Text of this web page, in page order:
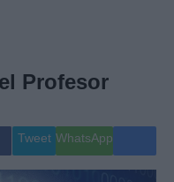
Profesor
Tweet WhatsApp